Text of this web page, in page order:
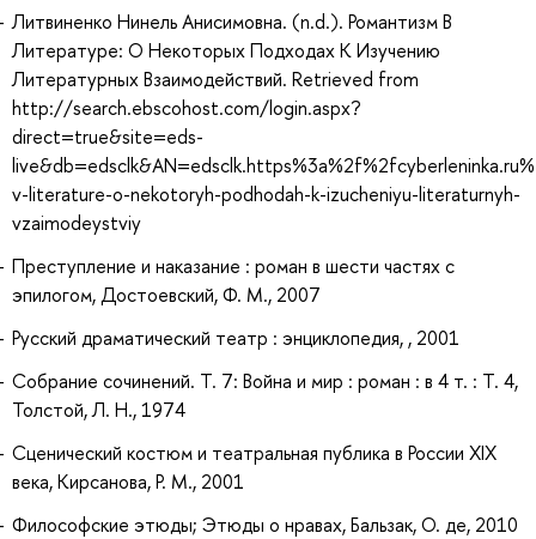
Литвиненко Нинель Анисимовна. (n.d.). Романтизм В
Литературе: О Некоторых Подходах К Изучению
Литературных Взаимодействий. Retrieved from
http://search.ebscohost.com/login.aspx?
direct=true&site=eds-
v-literature-o-nekotoryh-podhodah-k-izucheniyu-literaturnyh-
vzaimodeystviy
Преступление и наказание : роман в шести частях с
эпилогом, Достоевский, Ф. М., 2007
Русский драматический театр : энциклопедия, , 2001
Собрание сочинений. Т. 7: Война и мир : роман : в 4 т. : Т. 4,
Толстой, Л. Н., 1974
Сценический костюм и театральная публика в России XIX
века, Кирсанова, Р. М., 2001
Философские этюды; Этюды о нравах, Бальзак, О. де, 2010